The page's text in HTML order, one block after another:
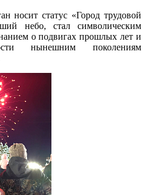
носит статус «Город трудовой
небо, стал символическим
о подвигах прошлых лет и
нынешним поколениям